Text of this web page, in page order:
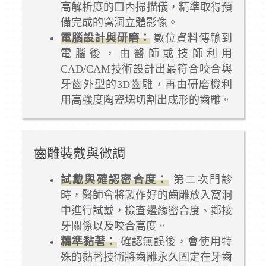
高解析度的口內掃描儀，精準取得預
備完成的窩洞立體影像。
電腦設計與研磨： 數位資料傳輸到
電腦後，由醫師或技師利用
CAD/CAM技術設計出最符合咬合與
牙齒外型的3D齒雕，再由研磨機利
用高強度陶瓷塊切割出成形的齒雕。
齒雕裝戴與微調
試戴與確認密合度：第二次門診
時，醫師會將製作好的齒雕放入窩洞
中進行試戴，檢查邊緣密合度、鄰接
牙關係以及咬合高度。
精準黏著：確認無誤後，會使用特
殊的黏著技術將齒雕永久固定在牙齒